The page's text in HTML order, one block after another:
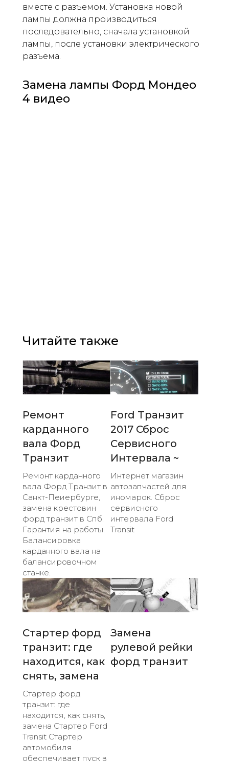
вместе с разъемом. Установка новой
лампы должна производиться
последовательно, сначала установкой
лампы, после установки электрического
разъема.
Замена лампы Форд Мондео
4 видео
Читайте также
Ремонт
карданного
вала Форд
Транзит
Ремонт карданного
вала Форд Транзит в
Санкт-Пеиербурге,
замена крестовин
форд транзит в Спб.
Гарантия на работы.
Балансировка
карданного вала на
балансировочном
станке.
Ford Транзит
2017 Сброс
Сервисного
Интервала ~
Интернет магазин
автозапчастей для
иномарок. Сброс
сервисного
интервала Ford
Transit
Стартер форд
транзит: где
находится, как
снять, замена
Стартер форд
транзит: где
находится, как снять,
замена Стартер Ford
Transit Стартер
автомобиля
обеспечивает пуск в
Замена
рулевой рейки
форд транзит